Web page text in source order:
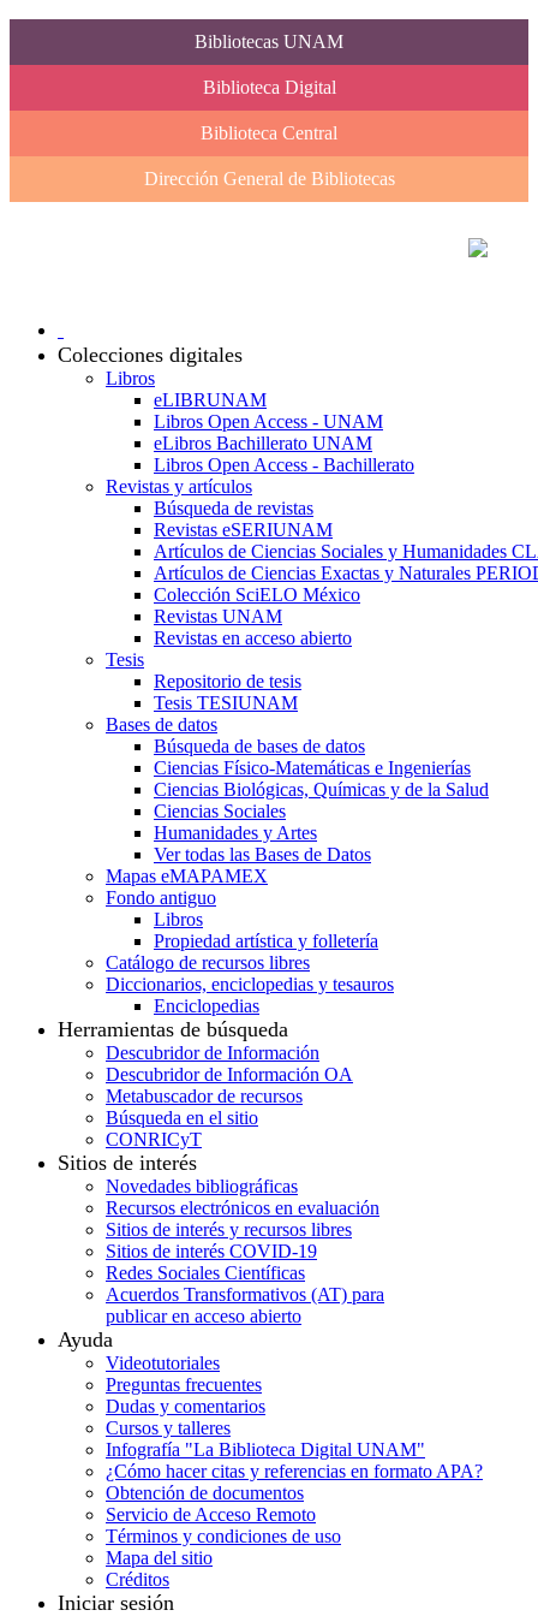
Bibliotecas UNAM
Biblioteca Digital
Biblioteca Central
Dirección General de Bibliotecas
Colecciones digitales
Libros
eLIBRUNAM
Libros Open Access - UNAM
eLibros Bachillerato UNAM
Libros Open Access - Bachillerato
Revistas y artículos
Búsqueda de revistas
Revistas eSERIUNAM
Artículos de Ciencias Sociales y Humanidades
Artículos de Ciencias Exactas y Naturales
Colección SciELO México
Revistas UNAM
Revistas en acceso abierto
Tesis
Repositorio de tesis
Tesis TESIUNAM
Bases de datos
Búsqueda de bases de datos
Ciencias Físico-Matemáticas e Ingenierías
Ciencias Biológicas, Químicas y de la Salud
Ciencias Sociales
Humanidades y Artes
Ver todas las Bases de Datos
Mapas eMAPAMEX
Fondo antiguo
Libros
Propiedad artística y folletería
Catálogo de recursos libres
Diccionarios, enciclopedias y tesauros
Enciclopedias
Herramientas de búsqueda
Descubridor de Información
Descubridor de Información OA
Metabuscador de recursos
Búsqueda en el sitio
CONRICyT
Sitios de interés
Novedades bibliográficas
Recursos electrónicos en evaluación
Sitios de interés y recursos libres
Sitios de interés COVID-19
Redes Sociales Científicas
Acuerdos Transformativos (AT) para
publicar en acceso abierto
Ayuda
Videotutoriales
Preguntas frecuentes
Dudas y comentarios
Cursos y talleres
Infografía "La Biblioteca Digital UNAM"
¿Cómo hacer citas y referencias en formato APA?
Obtención de documentos
Servicio de Acceso Remoto
Términos y condiciones de uso
Mapa del sitio
Créditos
Iniciar sesión